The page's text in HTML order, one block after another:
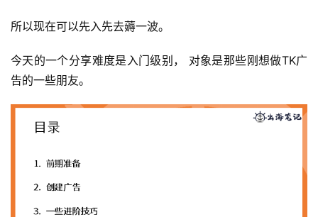
所以现在可以先入先去薅一波。
今天的一个分享难度是入门级别， 对象是那些刚想做TK广
告的一些朋友。